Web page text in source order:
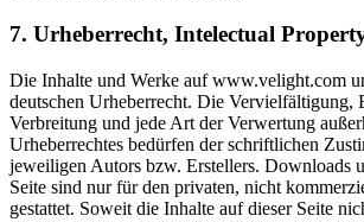
7. Urheberrecht, Intelectual
Die Inhalte und Werke auf www.velight.com
deutschen Urheberrecht. Die Vervielfältigung,
Verbreitung und jede Art der Verwertung
Urheberrechtes bedürfen der schriftlichen
jeweiligen Autors bzw. Erstellers. Downloads
Seite sind nur für den privaten, nicht
gestattet. Soweit die Inhalte auf dieser Seite